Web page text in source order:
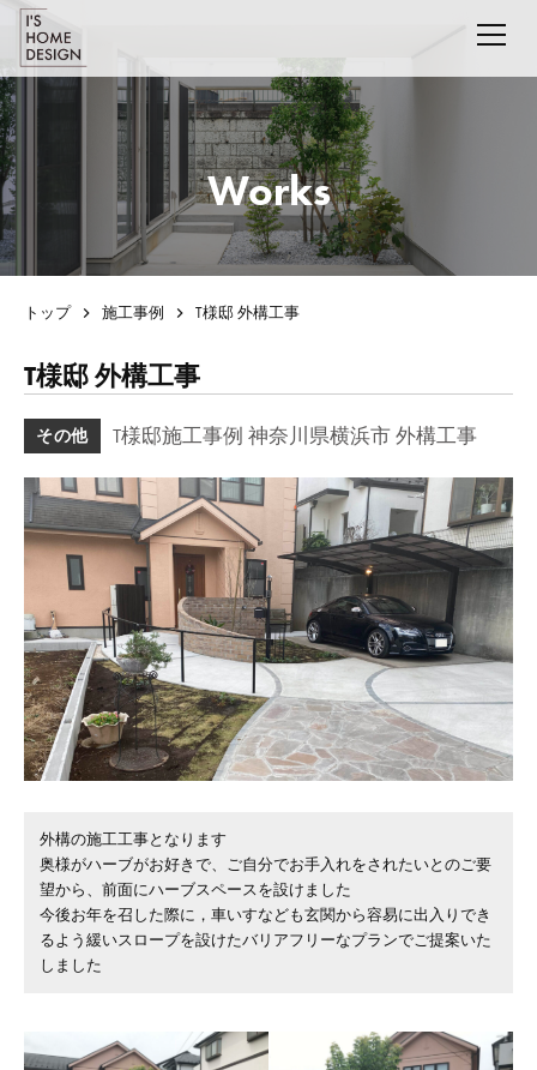
Works
トップ 施工事例 T様邸 外構工事
T様邸 外構工事
その他 T様邸施工事例 神奈川県横浜市 外構工事
外構の施工工事となります
奥様がハーブがお好きで、ご自分でお手入れをされたいとのご要
望から、前面にハーブスペースを設けました
今後お年を召した際に，車いすなども玄関から容易に出入りでき
るよう緩いスロープを設けたバリアフリーなプランでご提案いた
しました